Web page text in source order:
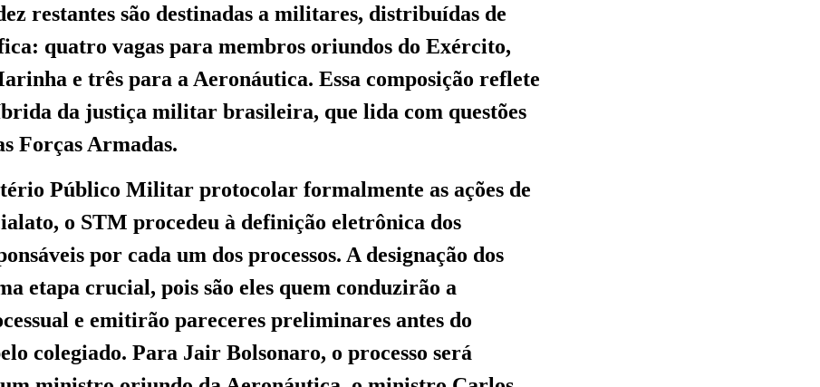
restantes são destinadas a militares, distribuídas de
quatro vagas para membros oriundos do Exército,
e três para a Aeronáutica. Essa composição reflete
da justiça militar brasileira, que lida com questões
Forças Armadas.
Público Militar protocolar formalmente as ações de
o STM procedeu à definição eletrônica dos
por cada um dos processos. A designação dos
etapa crucial, pois são eles quem conduzirão a
e emitirão pareceres preliminares antes do
colegiado. Para Jair Bolsonaro, o processo será